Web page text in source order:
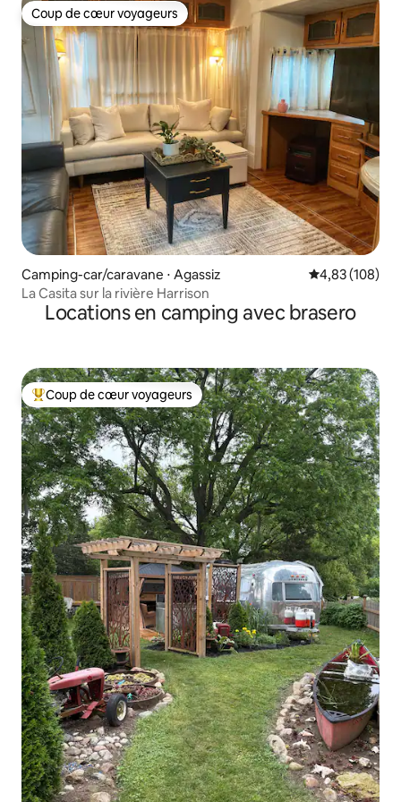
Coup de cœur voyageurs
Coup de cœur voyageurs
Camping-car/caravane ⋅ Agassiz Évaluation
4,83 (108)
La Casita sur la rivière Harrison
Locations en camping avec brasero
Coups de cœur voyageurs les plus appréciés
Coup de cœur voyageurs